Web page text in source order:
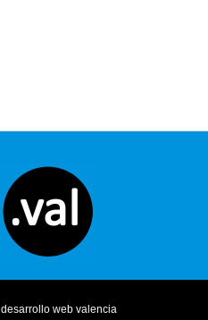
desarrollo web valencia